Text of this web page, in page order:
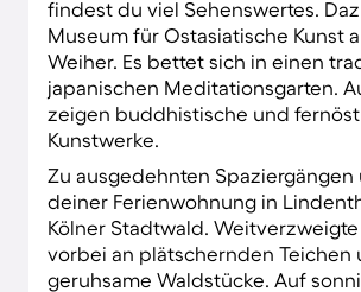
findest du viel Sehenswertes.
Museum für Ostasiatische Kunst
Weiher. Es bettet sich in einen
japanischen Meditationsgarten.
zeigen buddhistische und
Kunstwerke.
Zu ausgedehnten Spaziergängen
deiner Ferienwohnung in
Kölner Stadtwald.
vorbei an plätschernden Teichen
geruhsame Waldstücke. Auf